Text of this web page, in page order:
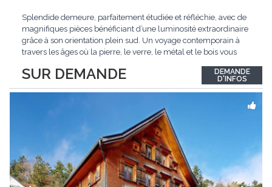
SUR DEMANDE
Splendide demeure, parfaitement étudiée et réfléchie, avec de
magnifiques pièces bénéficiant d’une luminosité extraordinaire
grâce à son orientation plein sud. Un voyage contemporain à
travers les âges où la pierre, le verre, le métal et le bois vous
de Grandson, entourée de nature et d’un verger de fruitiers, et...
DEMANDE
D'INFOS